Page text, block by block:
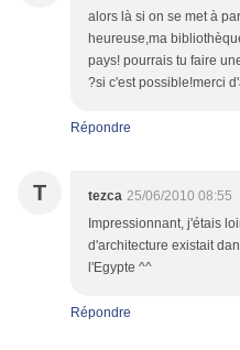
alors là si on se met à
heureuse,ma
pays! pourrais tu faire
?si c'est possible!merci
Répondre
T tezca 25/06/2010 08:55
Impressionnant, j'étais
d'architecture existait
l'Egypte ^^
Répondre